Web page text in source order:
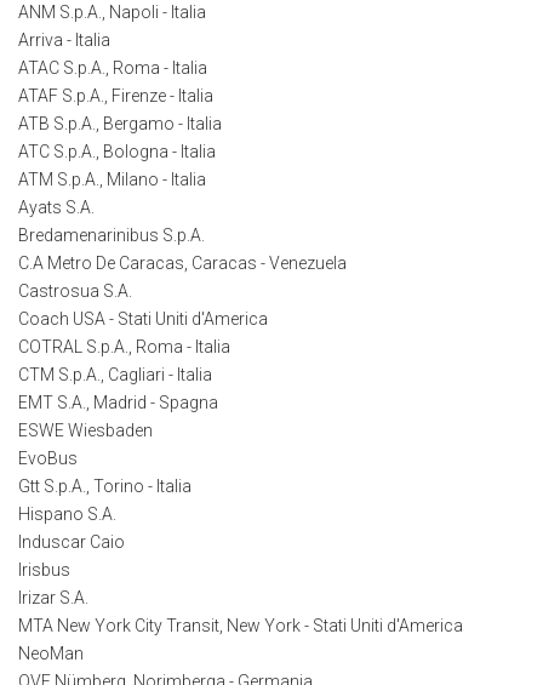
ANM S.p.A., Napoli - Italia
Arriva - Italia
ATAC S.p.A., Roma - Italia
ATAF S.p.A., Firenze - Italia
ATB S.p.A., Bergamo - Italia
ATC S.p.A., Bologna - Italia
ATM S.p.A., Milano - Italia
Ayats S.A.
Bredamenarinibus S.p.A.
C.A Metro De Caracas, Caracas - Venezuela
Castrosua S.A.
Coach USA - Stati Uniti d'America
COTRAL S.p.A., Roma - Italia
CTM S.p.A., Cagliari - Italia
EMT S.A., Madrid - Spagna
ESWE Wiesbaden
EvoBus
Gtt S.p.A., Torino - Italia
Hispano S.A.
Induscar Caio
Irisbus
Irizar S.A.
MTA New York City Transit, New York - Stati Uniti d'America
NeoMan